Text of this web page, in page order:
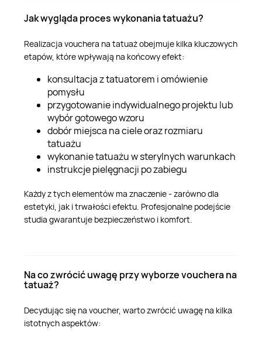
Jak wygląda proces wykonania tatuażu?
Realizacja vouchera na tatuaż obejmuje kilka kluczowych
etapów, które wpływają na końcowy efekt:
konsultacja z tatuatorem i omówienie
pomysłu
przygotowanie indywidualnego projektu lub
wybór gotowego wzoru
dobór miejsca na ciele oraz rozmiaru
tatuażu
wykonanie tatuażu w sterylnych warunkach
instrukcje pielęgnacji po zabiegu
Każdy z tych elementów ma znaczenie - zarówno dla
estetyki, jak i trwałości efektu. Profesjonalne podejście
studia gwarantuje bezpieczeństwo i komfort.
Na co zwrócić uwagę przy wyborze vouchera na
tatuaż?
Decydując się na voucher, warto zwrócić uwagę na kilka
istotnych aspektów: